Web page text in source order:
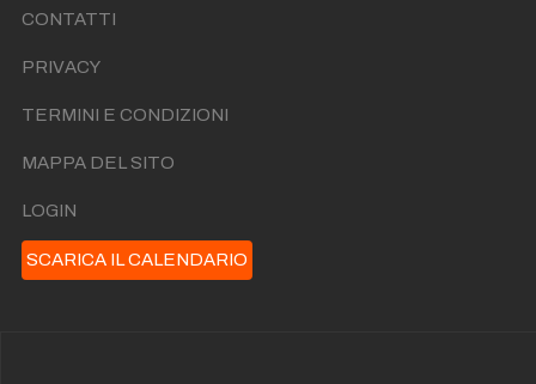
CONTATTI
PRIVACY
TERMINI E CONDIZIONI
MAPPA DEL SITO
LOGIN
SCARICA IL CALENDARIO